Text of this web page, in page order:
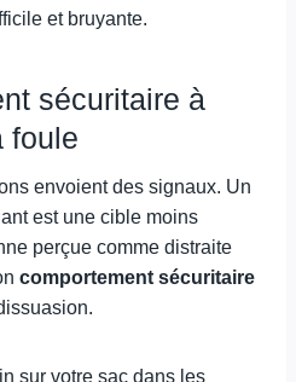
et bruyante.
sécuritaire à
foule
envoient des signaux. Un
est une cible moins
perçue comme distraite
comportement sécuritaire
sur votre sac dans les